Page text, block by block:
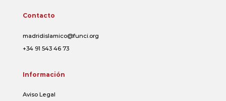
Contacto
madridislamico@funci.org
+34 91 543 46 73
Información
Aviso Legal